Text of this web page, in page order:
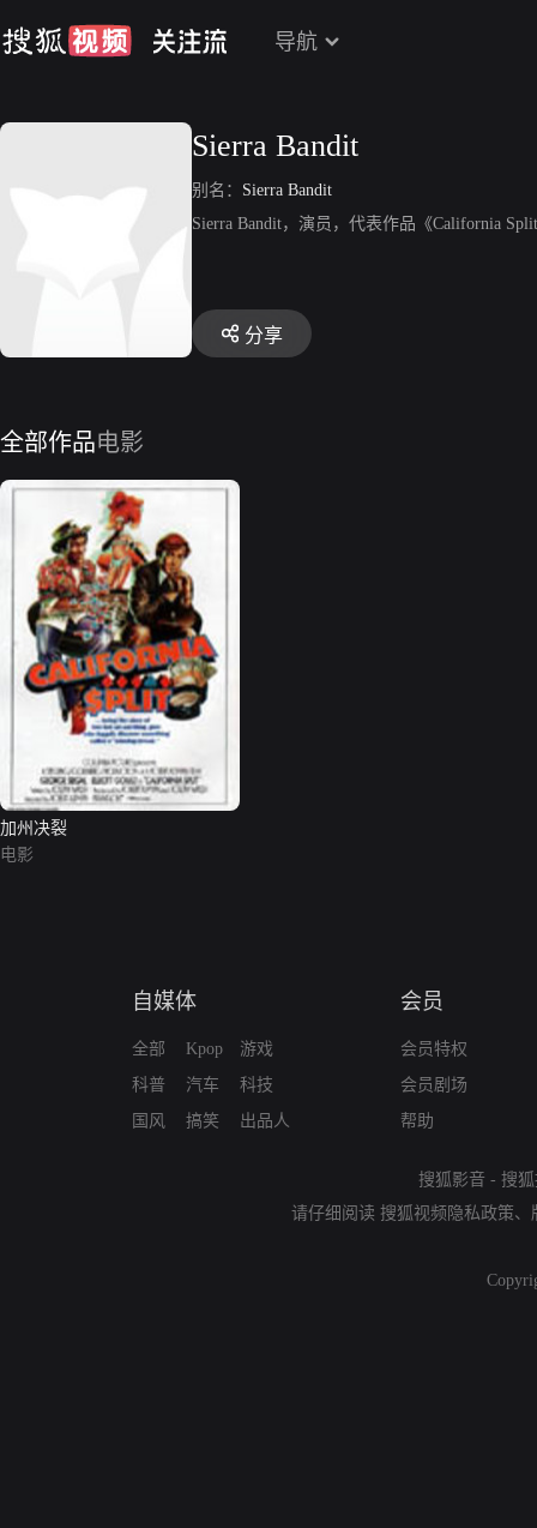
导航
Sierra Bandit
别名： Sierra Bandit
Sierra Bandit，演员，代表作品《California
分享
全部作品电影
加州决裂
电影
自媒体
全部
科普
国风
Kpop
汽车
搞笑
游戏
科技
出品人
会员
会员特权
会员剧场
帮助
搜狐影音 - 搜
请仔细阅读 搜狐视频隐私政策、